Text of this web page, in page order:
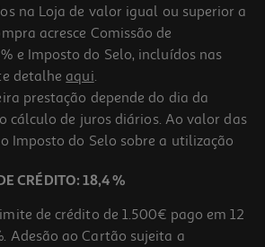
6 Unidades
na Loja de valor igual ou superior a
acresce Comissão de
e Imposto do Selo, incluídos nas
detalhe aqui.
prestação depende do dia da
cálculo de juros diários. Ao valor das
Imposto do Selo sobre a utilização
CRÉDITO: 18,4 %
de crédito de 1.500€ pago em 12
Adesão ao Cartão sujeita a